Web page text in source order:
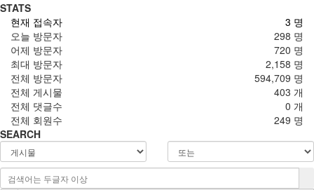
STATS
3 명
현재 접속자
298 명
오늘 방문자
720 명
어제 방문자
2,158 명
최대 방문자
594,709 명
전체 방문자
403 개
전체 게시물
0 개
전체 댓글수
249 명
전체 회원수
SEARCH